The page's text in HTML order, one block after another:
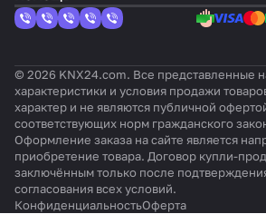
TP-1
(к
разъ
II и
выше
го
& VRV)ECOi
/
их
© 2026 KNX24.com. Все представленные
характеристики и условия продажи
характер и не являются публичной
соответствующих норм гражданского
Оформление заказа на сайте является
приобретение товара. Договор купли-
заключённым только после
согласования всех условий.
КонфиденциальностьОферта